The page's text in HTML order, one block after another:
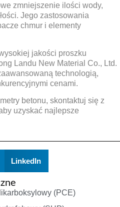
zmniejszenie ilości wody,
Jego zastosowania
chmur i elementy
jakości proszku
Landu New Material Co., Ltd.
technologią,
cenami.
betonu, skontaktuj się z
uzyskać najlepsze
LinkedIn
(PCE)